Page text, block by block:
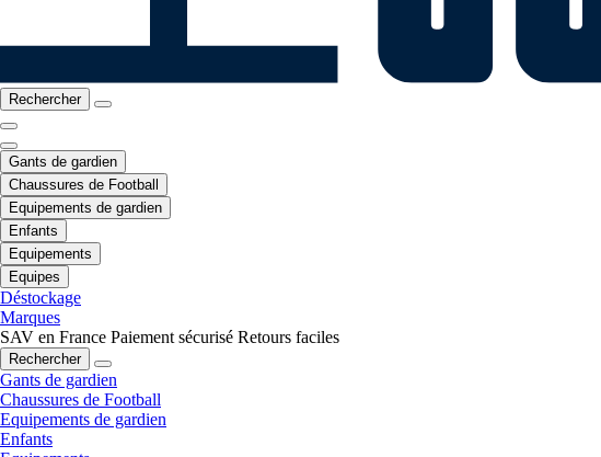
Rechercher
Gants de gardien
Chaussures de Football
Equipements de gardien
Enfants
Equipements
Equipes
Déstockage
Marques
SAV en France Paiement sécurisé Retours faciles
Rechercher
Gants de gardien
Chaussures de Football
Equipements de gardien
Enfants